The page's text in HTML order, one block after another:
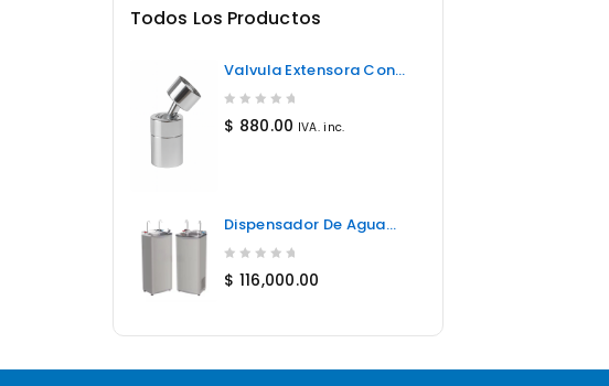
Todos Los Productos
Valvula Extensora Con
Pico Giratorio
out
$ 880.00 IVA. inc.
Dispensador De Agua
Caliente Y Fría De
out
$ 116,000.00